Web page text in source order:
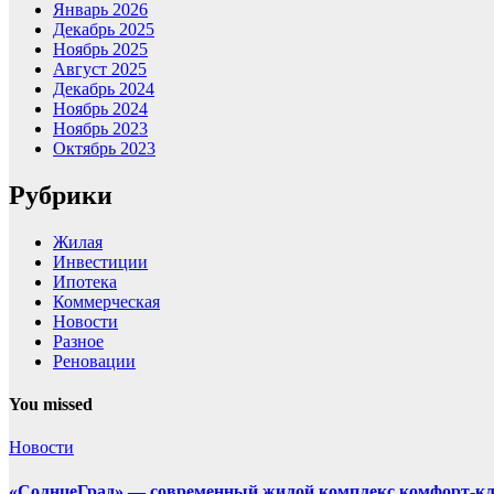
Январь 2026
Декабрь 2025
Ноябрь 2025
Август 2025
Декабрь 2024
Ноябрь 2024
Ноябрь 2023
Октябрь 2023
Рубрики
Жилая
Инвестиции
Ипотека
Коммерческая
Новости
Разное
Реновации
You missed
Новости